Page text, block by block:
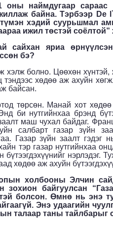
оны наймдугаар сараас
байна.Тэрбээр De
хэдий суурьшмал
ижил төстэй
сайхан яриа
бэ?
хэлж болно. Цөөхөн
тэндээс хөдөө аж ахуйн
байсан.
төрсөн. Манай хот хөдөө
би нутгийнхаа брэнд
маш чухал байдаг.
салбарт газар зүйн
Газар зүйн заалт гэдэг
тэр газар нутгийнхаа
нэрлэдэг.
хөдөө аж ахуйн
холбооны Элчин
зохион байгуулсан
болсон. Өмнө нь энэ
Энэ удаагийн
талаар таны тайлбарыг